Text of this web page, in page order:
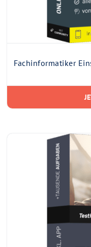
Fachinformatiker